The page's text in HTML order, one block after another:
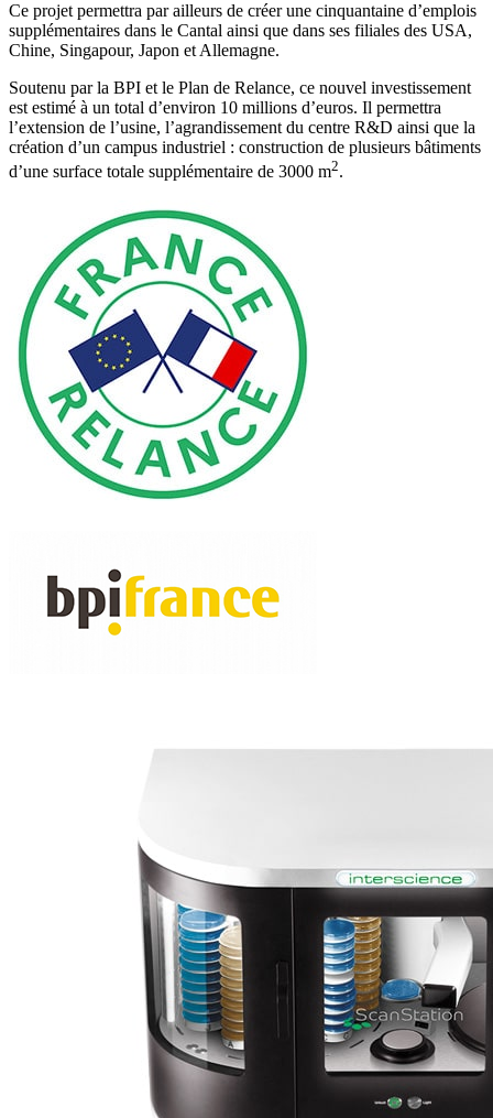
Ce projet permettra par ailleurs de créer une cinquantaine d’emplois
supplémentaires dans le Cantal ainsi que dans ses filiales des USA,
Chine, Singapour, Japon et Allemagne.
Soutenu par la BPI et le Plan de Relance, ce nouvel investissement
est estimé à un total d’environ 10 millions d’euros. Il permettra
l’extension de l’usine, l’agrandissement du centre R&D ainsi que la
création d’un campus industriel : construction de plusieurs bâtiments
d’une surface totale supplémentaire de 3000 m2.